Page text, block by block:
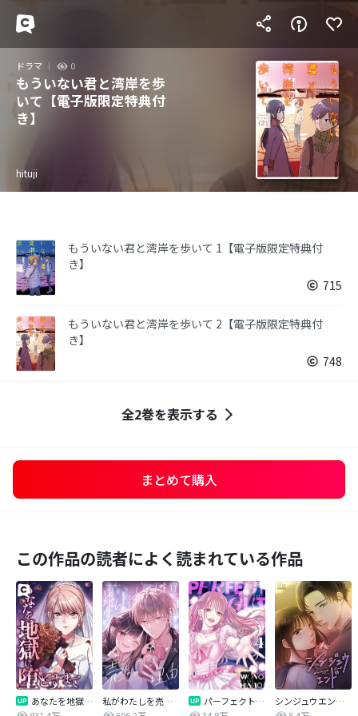
ドラマ 0
もういない君と湾岸を歩
いて【電子版限定特典付
き】
hituji
もういない君と湾岸を歩いて 1【電子版限定特典付
き】
715
もういない君と湾岸を歩いて 2【電子版限定特典付
き】
748
全2巻を表示する
まとめて購入
この作品の読者によく読まれている作品
あなたを地獄に堕とすまで
私がわたしを売る理由
パーフェクトグリッター
シンジュウエンド【タテヨミ】